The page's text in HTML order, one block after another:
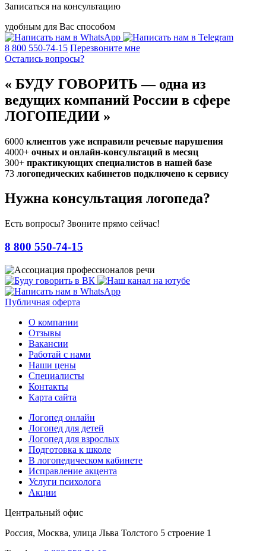
Записаться на консультацию
удобным для Вас способом
8 800 550-74-15 Перезвоните мне
Остались вопросы?
« БУДУ ГОВОРИТЬ — одна из
ведущих компаний России в сфере
ЛОГОПЕДИИ »
6000 клиентов уже исправили речевые нарушения
4000+ очных и онлайн-консультаций в месяц
300+ практикующих специалистов в нашей базе
73 логопедических кабинетов подключено к сервису
Нужна консультация логопеда?
Есть вопросы? Звоните прямо сейчас!
8 800 550-74-15
Публичная оферта
О компании
Отзывы
Вакансии
Работай с нами
Наши цены
Специалисты
Контакты
Карта сайта
Логопед онлайн
Логопед для детей
Логопед для взрослых
Подготовка к школе
В логопедическом кабинете
Исправление акцента
Услуги психолога
Акции
Центральный офис
Россия, Москва, улица Льва Толстого 5 строение 1